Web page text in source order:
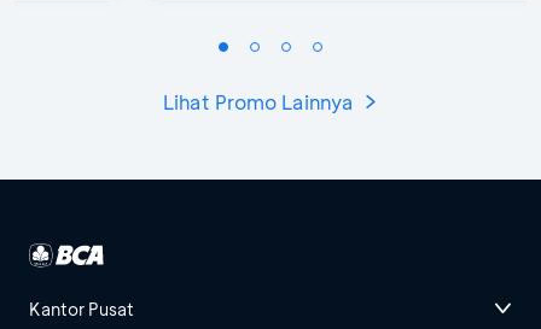
Lihat Promo Lainnya
Kantor Pusat